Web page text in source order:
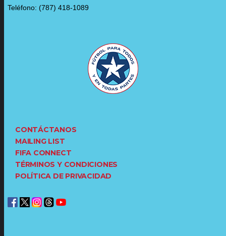
Teléfono: (787) 418-1089
CONTÁCTANOS
MAILING LIST
FIFA CONNECT
TÉRMINOS Y CONDICIONES
POLÍTICA DE PRIVACIDAD